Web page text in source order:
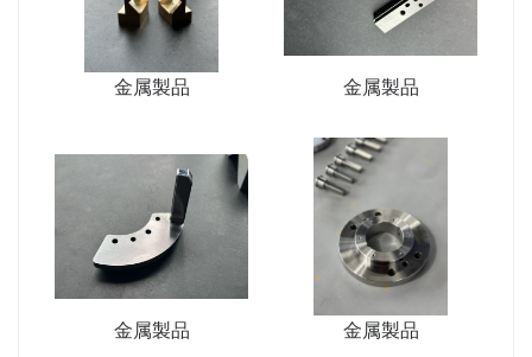
金属製品 金属製品
金属製品 金属製品